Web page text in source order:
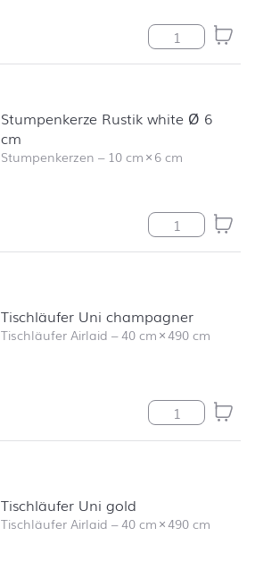
Stumpenkerze
Stumpenkerze Rustik white Ø 6
cm
Stumpenkerzen – 10 cm×6 cm
Stumpenkerze
Tischläufer Uni champagner
Tischläufer Airlaid –40 cm×490 cm
Tischläufer
Tischläufer Uni gold
Tischläufer Airlaid –40 cm×490 cm